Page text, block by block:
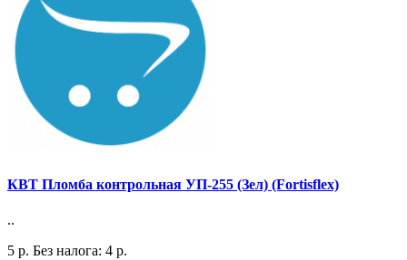
КВТ Пломба контрольная УП-255 (Зел) (Fortisflex)
..
5 р. Без налога: 4 р.